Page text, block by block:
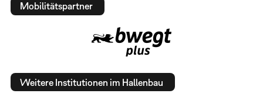
Mobilitätspartner
Weitere Institutionen im Hallenbau